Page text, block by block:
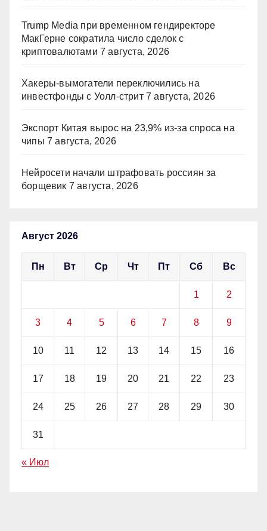
Trump Media при временном гендиректоре
МакГерне сократила число сделок с
криптовалютами 7 августа, 2026
Хакеры-вымогатели переключились на
инвестфонды с Уолл-стрит 7 августа, 2026
Экспорт Китая вырос на 23,9% из-за спроса на
чипы 7 августа, 2026
Нейросети начали штрафовать россиян за
борщевик 7 августа, 2026
Август 2026
Пн Вт Ср Чт Пт Сб Вс
1 2
3 4 5 6 7 8 9
10 11 12 13 14 15 16
17 18 19 20 21 22 23
24 25 26 27 28 29 30
31
« Июл